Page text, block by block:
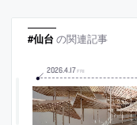
#仙台 の関連記事
2026.4.17 FRI